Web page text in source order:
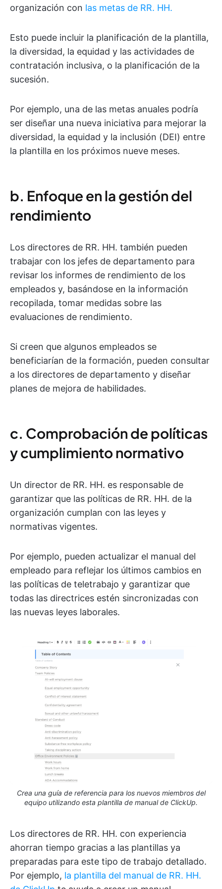
organización con las metas de RR. HH.
Esto puede incluir la planificación de la plantilla,
la diversidad, la equidad y las actividades de
contratación inclusiva, o la planificación de la
sucesión.
Por ejemplo, una de las metas anuales podría
ser diseñar una nueva iniciativa para mejorar la
diversidad, la equidad y la inclusión (DEI) entre
la plantilla en los próximos nueve meses.
b. Enfoque en la gestión del
rendimiento
Los directores de RR. HH. también pueden
trabajar con los jefes de departamento para
revisar los informes de rendimiento de los
empleados y, basándose en la información
recopilada, tomar medidas sobre las
evaluaciones de rendimiento.
Si creen que algunos empleados se
beneficiarían de la formación, pueden consultar
a los directores de departamento y diseñar
planes de mejora de habilidades.
c. Comprobación de políticas
y cumplimiento normativo
Un director de RR. HH. es responsable de
garantizar que las políticas de RR. HH. de la
organización cumplan con las leyes y
normativas vigentes.
Por ejemplo, pueden actualizar el manual del
empleado para reflejar los últimos cambios en
las políticas de teletrabajo y garantizar que
todas las directrices estén sincronizadas con
las nuevas leyes laborales.
Crea una guía de referencia para los nuevos miembros del
equipo utilizando esta plantilla de manual de ClickUp.
Los directores de RR. HH. con experiencia
ahorran tiempo gracias a las plantillas ya
preparadas para este tipo de trabajo detallado.
Por ejemplo, la plantilla del manual de RR. HH.